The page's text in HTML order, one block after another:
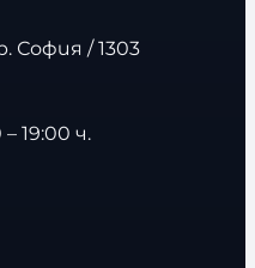
София / 1303
19:00 ч.